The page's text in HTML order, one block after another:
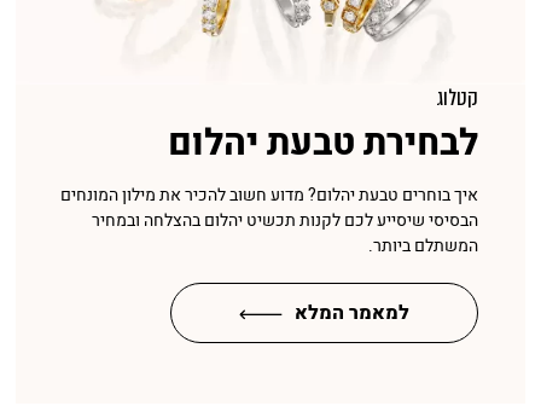
קטלוג
לבחירת טבעת יהלום
איך בוחרים טבעת יהלום? מדוע חשוב להכיר את מילון המונחים
הבסיסי שיסייע לכם לקנות תכשיט יהלום בהצלחה ובמחיר
המשתלם ביותר.
למאמר המלא